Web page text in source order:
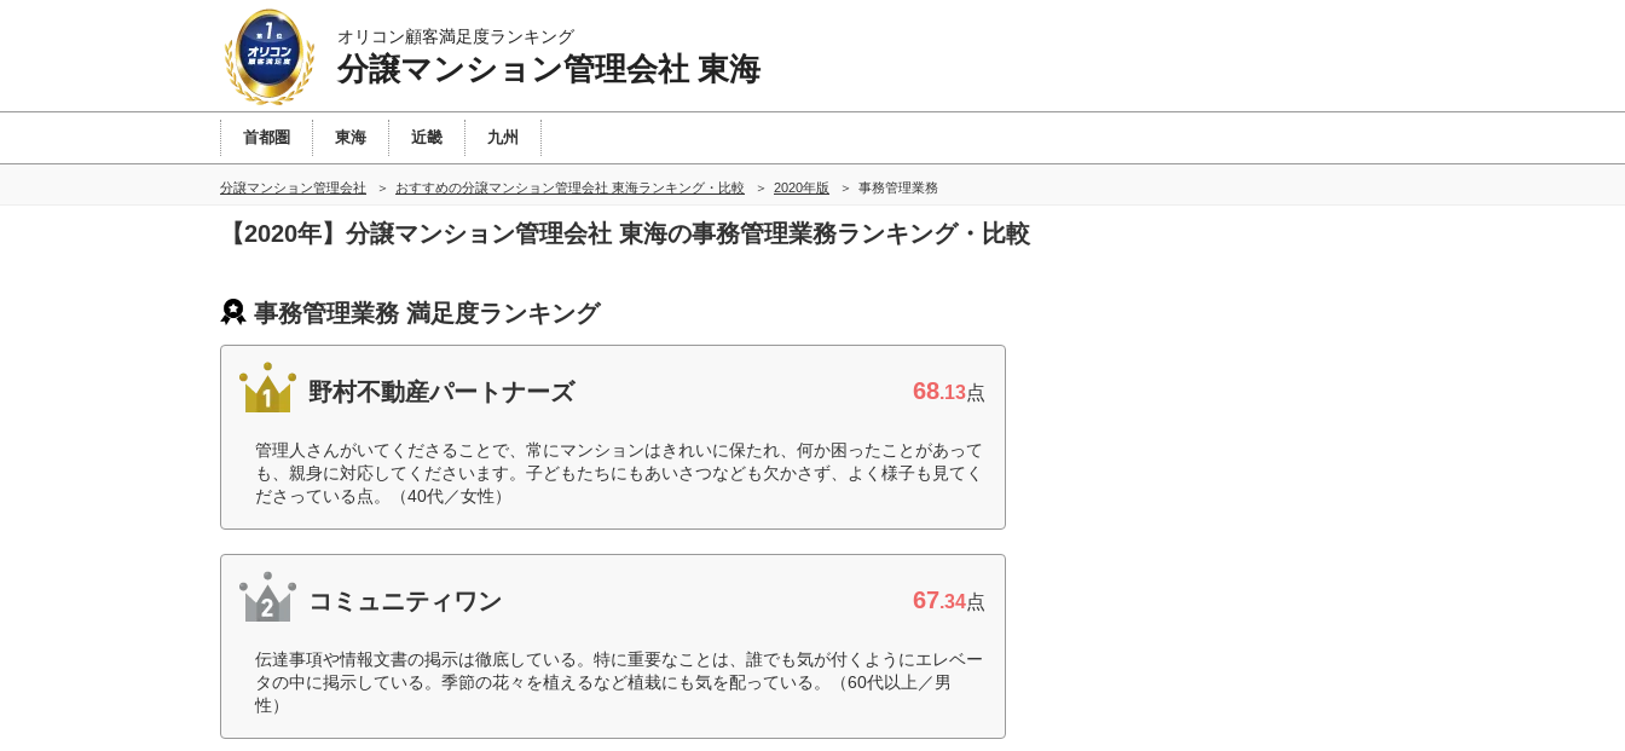
オリコン顧客満足度ランキング
分譲マンション管理会社 東海
首都圏 東海 近畿 九州
分譲マンション管理会社 おすすめの分譲マンション管理会社 東海ランキング・比較 2020年版 事務管理業務
【2020年】分譲マンション管理会社 東海の事務管理業務ランキング・比較
事務管理業務 満足度ランキング
野村不動産パートナーズ 68.13点
管理人さんがいてくださることで、常にマンションはきれいに保たれ、何か困ったことがあって
も、親身に対応してくださいます。子どもたちにもあいさつなども欠かさず、よく様子も見てく
ださっている点。（40代／女性）
コミュニティワン 67.34点
伝達事項や情報文書の掲示は徹底している。特に重要なことは、誰でも気が付くようにエレベー
タの中に掲示している。季節の花々を植えるなど植栽にも気を配っている。（60代以上／男
性）